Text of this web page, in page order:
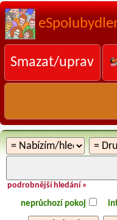
Smazat/uprav
podrobnější hledání »
neprůchozí pokoj